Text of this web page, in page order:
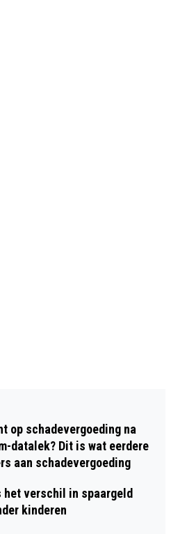
op schadevergoeding na
datalek? Dit is wat eerdere
aan schadevergoeding
het verschil in spaargeld
kinderen